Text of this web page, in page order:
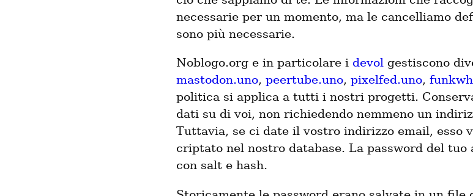
necessarie per un momento, ma le cancelliamo
sono più necessarie.
Noblogo.org e in particolare i devol gestiscono
mastodon.uno, peertube.uno, pixelfed.uno,
politica si applica a tutti i nostri progetti.
dati su di voi, non richiedendo nemmeno un
Tuttavia, se ci date il vostro indirizzo email, esso
criptato nel nostro database. La password del tuo
con salt e hash.